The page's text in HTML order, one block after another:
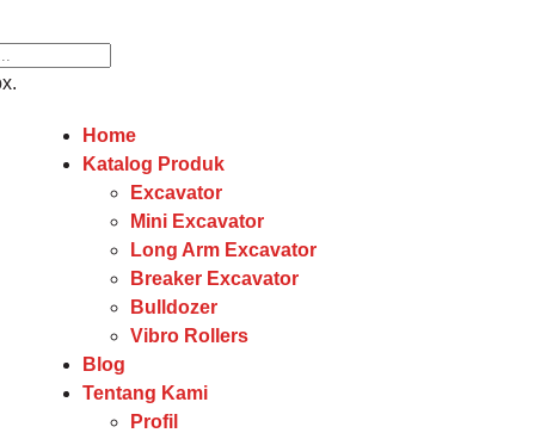
Home
Katalog Produk
Excavator
Mini Excavator
Long Arm Excavator
Breaker Excavator
Bulldozer
Vibro Rollers
Blog
Tentang Kami
Profil